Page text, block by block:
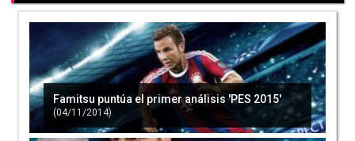
Famitsu puntúa el primer análisis 'PES 2015'
(04/11/2014)